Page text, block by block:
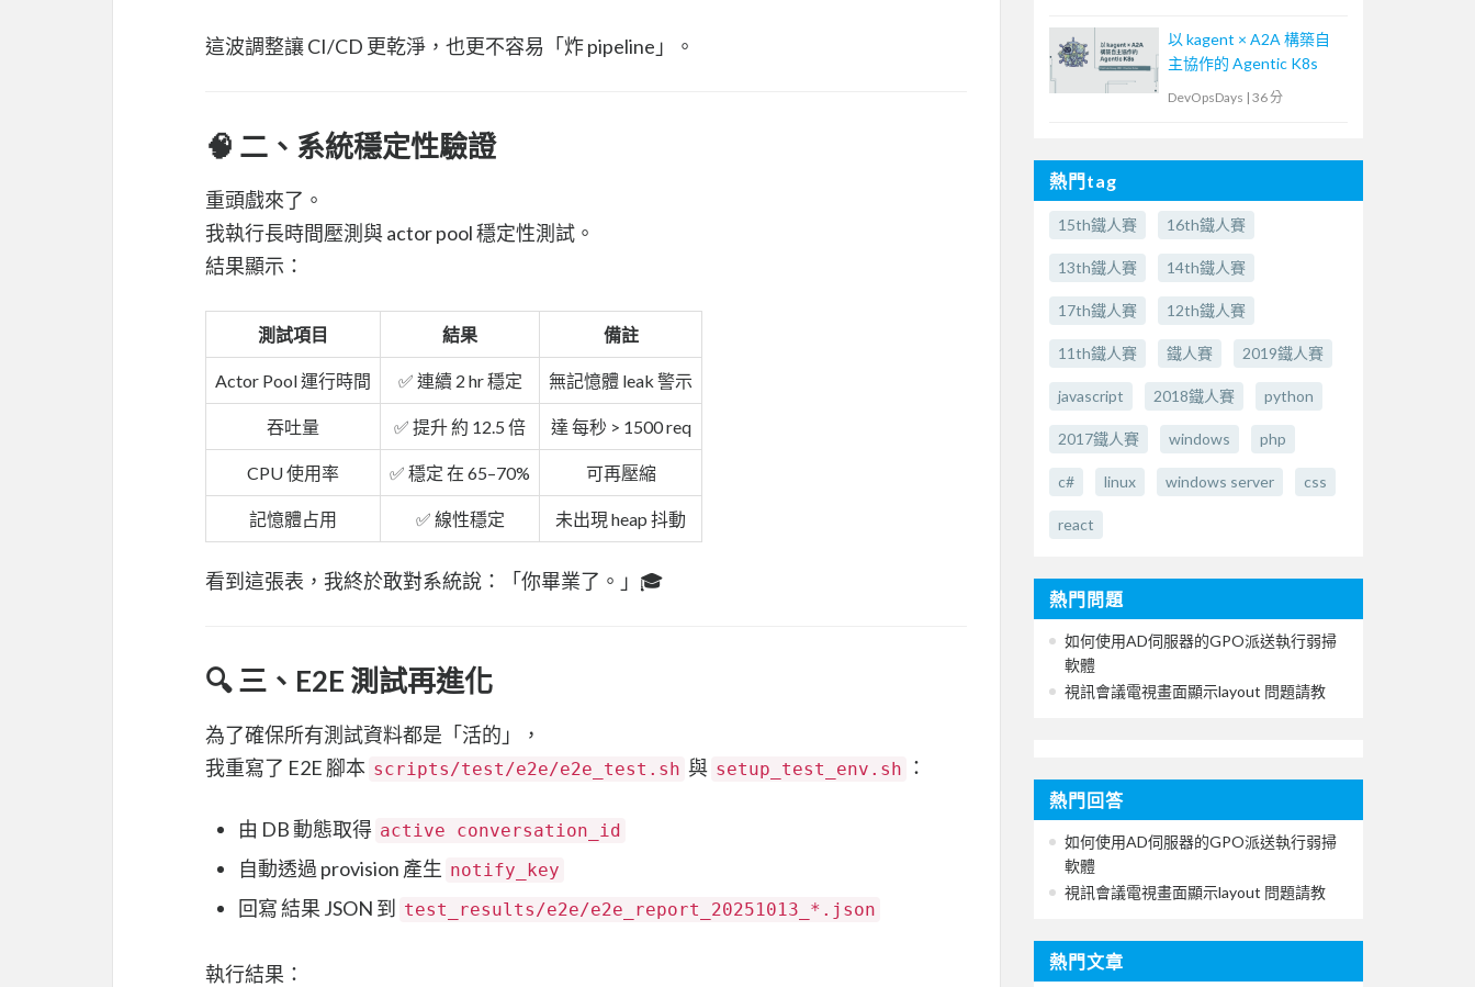
這波調整讓 CI/CD 更乾淨，也更不容易「炸 pipeline」。
🧠 二、系統穩定性驗證
重頭戲來了。
我執行長時間壓測與 actor pool 穩定性測試。
結果顯示：
測試項目 結果 備註
Actor Pool 運行時間 ✅ 連續 2 hr 穩定 無記憶體 leak 警示
吞吐量 ✅ 提升 約 12.5 倍 達 每秒 > 1500 req
CPU 使用率 ✅ 穩定 在 65–70% 可再壓縮
記憶體占用 ✅ 線性穩定 未出現 heap 抖動
看到這張表，我終於敢對系統說：「你畢業了。」🎓
🔍 三、E2E 測試再進化
為了確保所有測試資料都是「活的」，
我重寫了 E2E 腳本 scripts/test/e2e/e2e_test.sh 與 setup_test_env.sh ：
由 DB 動態取得 active conversation_id
自動透過 provision 產生 notify_key
回寫 結果 JSON 到 test_results/e2e/e2e_report_20251013_*.json
執行結果：
以 kagent × A2A 構築自
主協作的 Agentic K8s
DevOpsDays | 36 分
熱門tag
15th鐵人賽 16th鐵人賽
13th鐵人賽 14th鐵人賽
17th鐵人賽 12th鐵人賽
11th鐵人賽 鐵人賽 2019鐵人賽
javascript 2018鐵人賽 python
2017鐵人賽 windows php
c# linux windows server css
react
熱門問題
如何使用AD伺服器的GPO派送執行弱掃
軟體
視訊會議電視畫面顯示layout 問題請教
熱門回答
如何使用AD伺服器的GPO派送執行弱掃
軟體
視訊會議電視畫面顯示layout 問題請教
熱門文章